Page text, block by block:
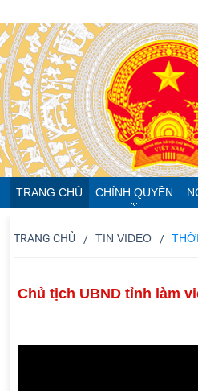
TRANG CHỦ CHÍNH QUYỀN
TRANG CHỦ TIN VIDEO
Chủ tịch UBND tỉnh làm